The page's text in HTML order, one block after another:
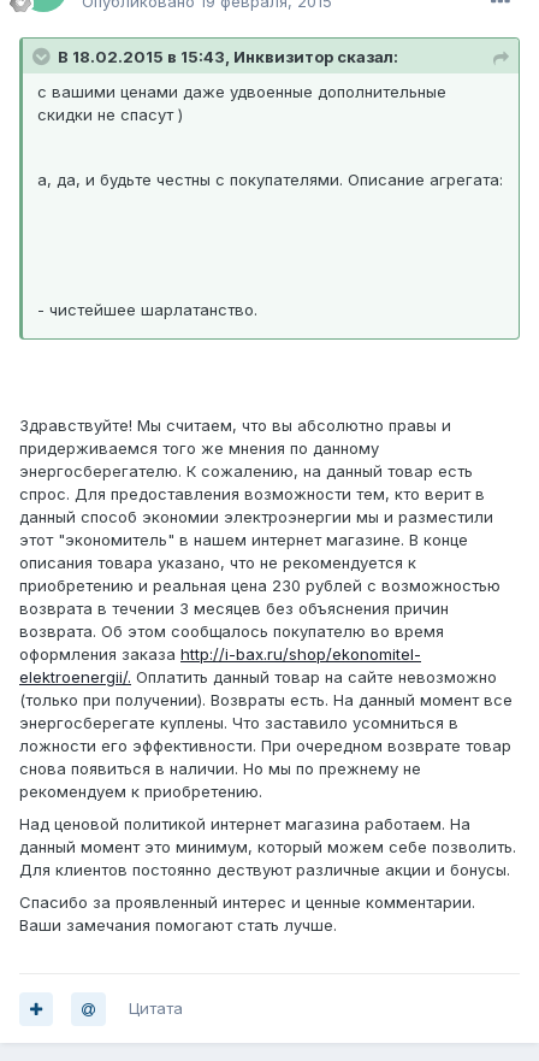
В 18.02.2015 в 15:43, Инквизитор сказал:
с вашими ценами даже удвоенные дополнительные
скидки не спасут )
а, да, и будьте честны с покупателями. Описание агрегата:
- чистейшее шарлатанство.
Здравствуйте! Мы считаем, что вы абсолютно правы и
придерживаемся того же мнения по данному
энергосберегателю. К сожалению, на данный товар есть
спрос. Для предоставления возможности тем, кто верит в
данный способ экономии электроэнергии мы и разместили
этот "экономитель" в нашем интернет магазине. В конце
описания товара указано, что не рекомендуется к
приобретению и реальная цена 230 рублей с возможностью
возврата в течении 3 месяцев без объяснения причин
возврата. Об этом сообщалось покупателю во время
оформления заказа http://i-bax.ru/shop/ekonomitel-
elektroenergii/. Оплатить данный товар на сайте невозможно
(только при получении). Возвраты есть. На данный момент все
энергосберегате куплены. Что заставило усомниться в
ложности его эффективности. При очередном возврате товар
снова появиться в наличии. Но мы по прежнему не
рекомендуем к приобретению.
Над ценовой политикой интернет магазина работаем. На
данный момент это минимум, который можем себе позволить.
Для клиентов постоянно дествуют различные акции и бонусы.
Спасибо за проявленный интерес и ценные комментарии.
Ваши замечания помогают стать лучше.
Цитата